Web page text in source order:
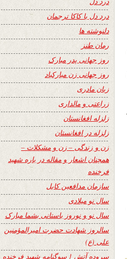
درد دل با کاکا ترجمان
دلنوشته ها
رمان طنز
روز جهانی پدر مبارک
روز جهانی زن مبارکباد
زبان مادری
زراعتی و مالداری
زلزله افغانستان
زلزله در افغانستان
زن و زندگی – زن و مشکلات –
همچنان اشعار و مقاله در باره شهید
فرخنده
سازمان مدافعین کابل
سال نو میلادی
سال نو و نوروز باستانی بشما مبارک
سالروز شهادت حضرت امیرالمؤمنین
علی (ع)
سروده آتش { سوگنامه شهید فرخنده